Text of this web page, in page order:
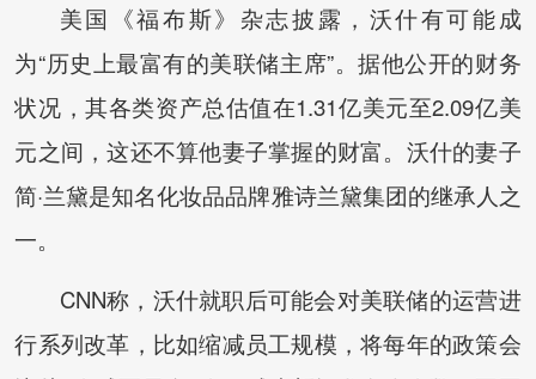
美国《福布斯》杂志披露，沃什有可能成
为“历史上最富有的美联储主席”。据他公开的财务
状况，其各类资产总估值在1.31亿美元至2.09亿美
元之间，这还不算他妻子掌握的财富。沃什的妻子
简·兰黛是知名化妆品品牌雅诗兰黛集团的继承人之
一。
CNN称，沃什就职后可能会对美联储的运营进
行系列改革，比如缩减员工规模，将每年的政策会